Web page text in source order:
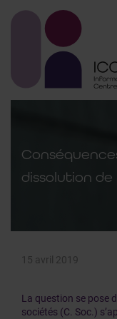
dissolution de
15 avril 2019
La question se pose
sociétés (C. Soc.)